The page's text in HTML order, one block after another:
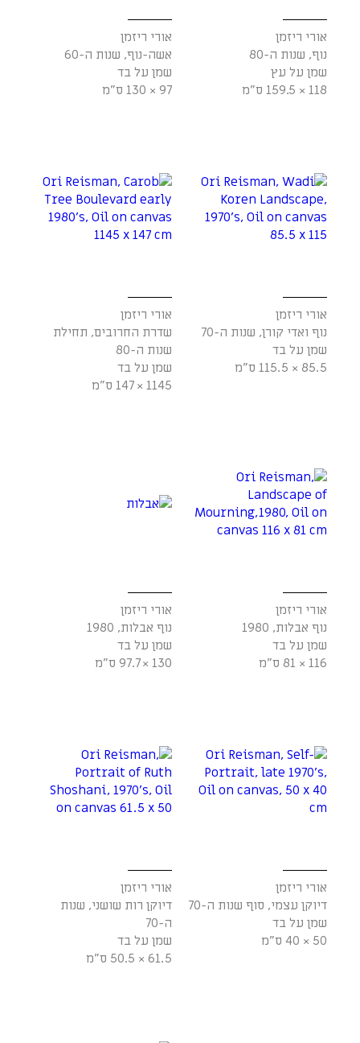
אורי ריזמן
נוף, שנות ה-80
שמן על עץ
118 × 159.5 ס"מ
אורי ריזמן
אשה-נוף, שנות ה-60
שמן על בד
97 × 130 ס"מ
אורי ריזמן
נוף ואדי קורן, שנות ה-70
שמן על בד
85.5 × 115.5 ס"מ
אורי ריזמן
שדרת החרובים, תחילת
שנות ה-80
שמן על בד
1145 × 147 ס"מ
אורי ריזמן
נוף אבלות, 1980
שמן על בד
116 × 81 ס"מ
אורי ריזמן
נוף אבלות, 1980
שמן על בד
130 × 97.7 ס"מ
אורי ריזמן
דיוקן עצמי, סוף שנות ה-70
שמן על בד
50 × 40 ס"מ
אורי ריזמן
דיוקן רות שושני, שנות
ה-70
שמן על בד
61.5 × 50.5 ס"מ